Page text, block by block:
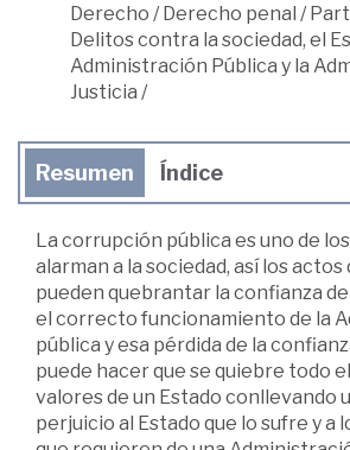
Derecho /Derecho penal /
Delitos contra la sociedad, el
Administración Pública y la
Justicia /
Resumen Índice
La corrupción pública es uno de
alarman a la sociedad, así los
pueden quebrantar la confianza
el correcto funcionamiento de la
pública y esa pérdida de la
puede hacer que se quiebre todo
valores de un Estado conllevando
perjuicio al Estado que lo sufre y a